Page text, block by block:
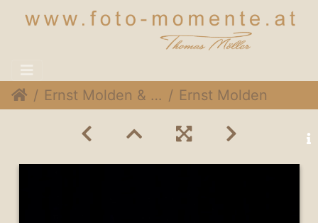
Ernst Molden & Hans Theesink @Stadtsaal Wien, 15. Mai 2015 Ernst Molden & Hans Theesink 052